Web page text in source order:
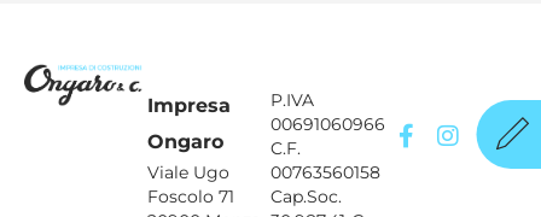
Impresa
Ongaro
Viale Ugo
Foscolo 71
P.IVA
00691060966
C.F.
00763560158
Cap.Soc.